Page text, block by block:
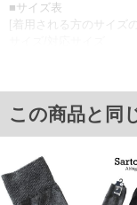
■サイズ表
[着用される方のサイズ
単位はcm
※【返品交換について】
ご了承くださいませ。
※【ボトムの裾上げをご希
裾上げ料金は500円+税となり
この商品と同